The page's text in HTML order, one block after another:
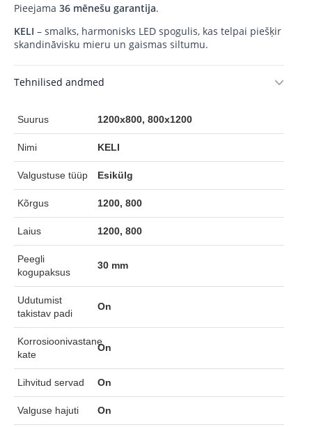
Pieejama 36 mēnešu garantija.
KELI – smalks, harmonisks LED spogulis, kas telpai piešķir
skandināvisku mieru un gaismas siltumu.
Tehnilised andmed
Suurus 1200x800, 800x1200
Nimi KELI
Valgustuse tüüp Esikülg
Kõrgus 1200, 800
Laius 1200, 800
Peegli
kogupaksus
30 mm
Udutumist
takistav padi
On
Korrosioonivastane
kate
On
Lihvitud servad On
Valguse hajuti On